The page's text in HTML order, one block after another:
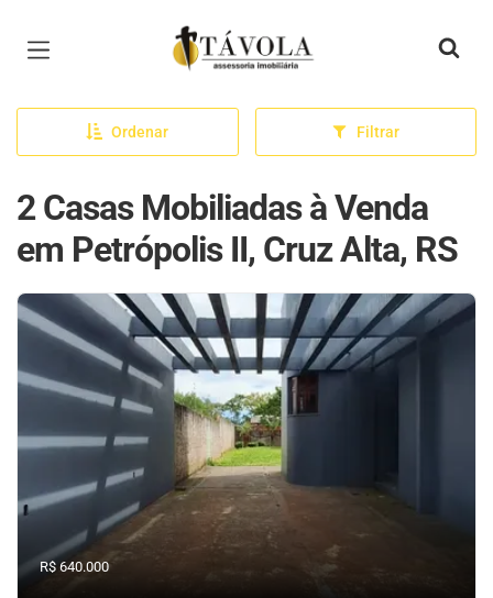
Página inicial
Ordenar Filtrar
2 Casas Mobiliadas à Venda
em Petrópolis II, Cruz Alta, RS
R$ 640.000